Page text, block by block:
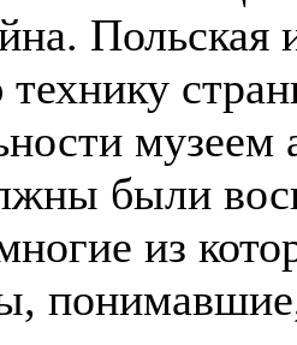
Польская
музеем
были
из